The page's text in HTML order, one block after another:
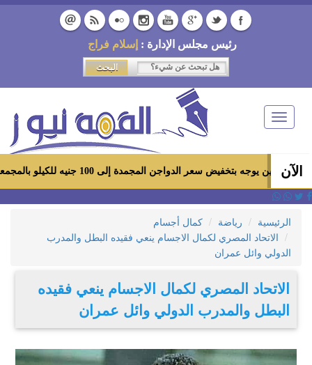
رئيس مجلس الإدارة : إسلام فراج
Toggle
navigation
الآن
بتخفيض سعر الدواجن المجمدة إلى 100 جنيه للكيلو بالمجمعات الاستهلاكية ومعارض «أهلاً رمضان»
الرئيسية رياضة
كمال أجسام
الاتحاد المصري لكمال الاجسام ينعي فقيده البطل والمدرب
الدولي وائل عمران
الاتحاد المصري لكمال الاجسام ينعي فقيده
البطل والمدرب الدولي وائل عمران